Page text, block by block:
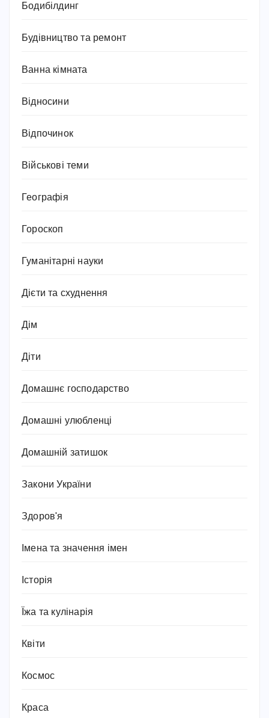
Бодибілдинг
Будівництво та ремонт
Ванна кімната
Відносини
Відпочинок
Військові теми
Географія
Гороскоп
Гуманітарні науки
Дієти та схуднення
Дім
Діти
Домашнє господарство
Домашні улюбленці
Домашній затишок
Закони України
Здоров'я
Імена та значення імен
Історія
Їжа та кулінарія
Квіти
Космос
Краса